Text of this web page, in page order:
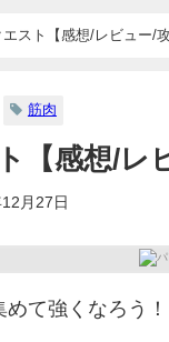
スト【感想/レビュー/攻
筋肉
【感想/レ
月27日
て強くなろう！